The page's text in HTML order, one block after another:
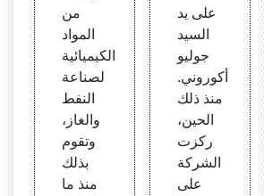
من
المواد
الكيميائية
لصناعة
النفط
والغاز،
وتقوم
بذلك
منذ ما
على يد
السيد
جوليو
أكوروني.
منذ ذلك
الحين،
ركزت
الشركة
على